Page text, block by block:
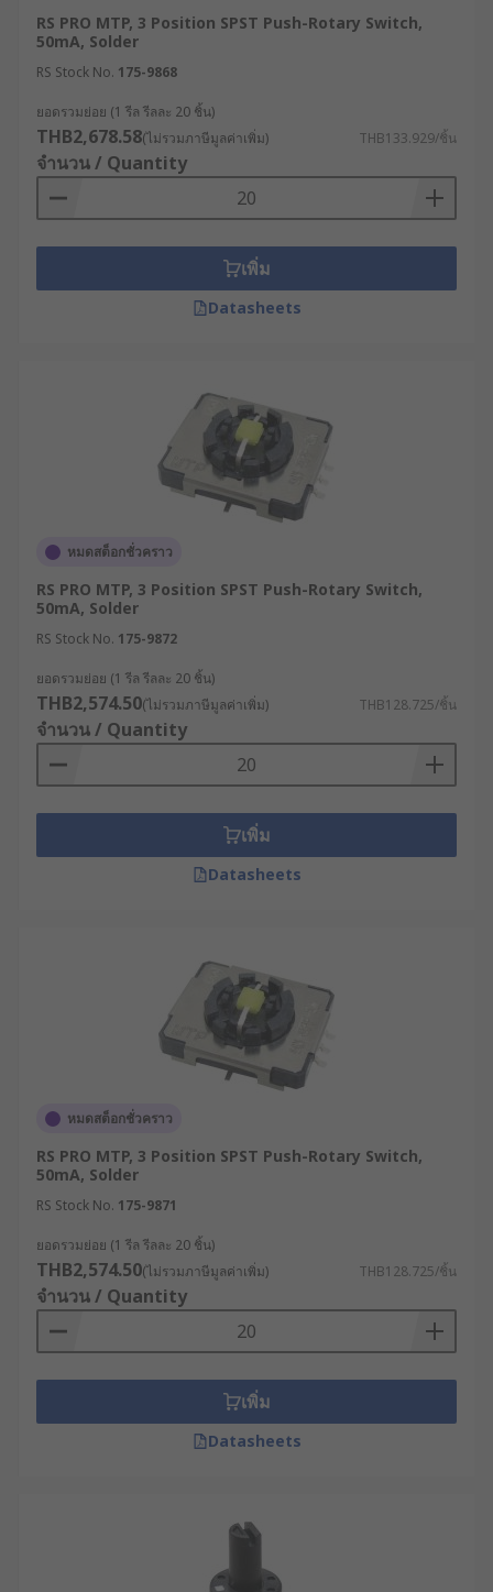
RS PRO MTP, 3 Position SPST Push-Rotary Switch,
50mA, Solder
RS Stock No. 175-9868
ยอดรวมย่อย (1 รีล รีลละ 20 ชิ้น)
THB2,678.58(ไม่รวมภาษีมูลค่าเพิ่ม) THB133.929/ชิ้น
จำนวน / Quantity
เพิ่ม
Datasheets
หมดสต็อกชั่วคราว
RS PRO MTP, 3 Position SPST Push-Rotary Switch,
50mA, Solder
RS Stock No. 175-9872
ยอดรวมย่อย (1 รีล รีลละ 20 ชิ้น)
THB2,574.50(ไม่รวมภาษีมูลค่าเพิ่ม) THB128.725/ชิ้น
จำนวน / Quantity
เพิ่ม
Datasheets
หมดสต็อกชั่วคราว
RS PRO MTP, 3 Position SPST Push-Rotary Switch,
50mA, Solder
RS Stock No. 175-9871
ยอดรวมย่อย (1 รีล รีลละ 20 ชิ้น)
THB2,574.50(ไม่รวมภาษีมูลค่าเพิ่ม) THB128.725/ชิ้น
จำนวน / Quantity
เพิ่ม
Datasheets